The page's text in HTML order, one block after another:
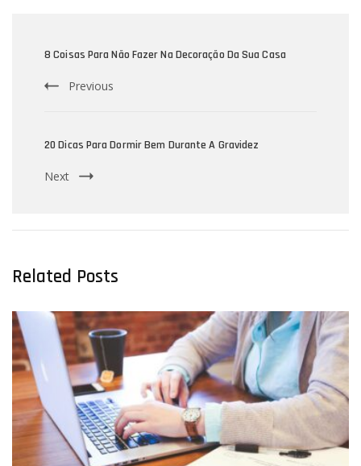
Navigation
8 Coisas Para Não Fazer Na Decoração Da Sua Casa
Previous
20 Dicas Para Dormir Bem Durante A Gravidez
Next
Related Posts